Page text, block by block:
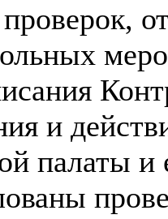
и
палаты